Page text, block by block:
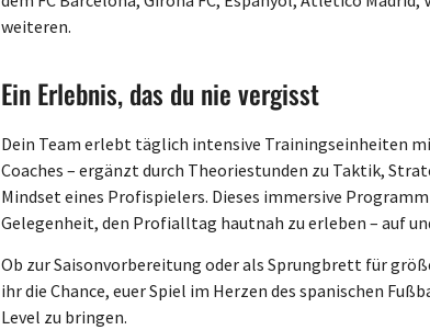
weiteren.
Ein Erlebnis, das du nie vergisst
Dein Team erlebt täglich intensive Trainingseinheiten
Coaches – ergänzt durch Theoriestunden zu Taktik,
Mindset eines Profispielers. Dieses immersive
Gelegenheit, den Profialltag hautnah zu erleben – auf
Ob zur Saisonvorbereitung oder als Sprungbrett für
ihr die Chance, euer Spiel im Herzen des spanischen
Level zu bringen.